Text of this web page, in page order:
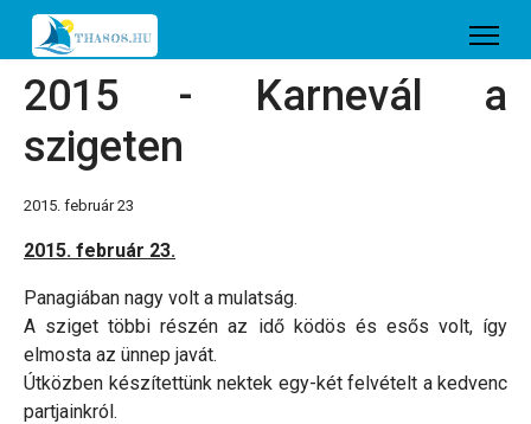
2015 - Karnevál a
szigeten
2015. február 23
2015. február 23.
Panagiában nagy volt a mulatság.
A sziget többi részén az idő ködös és esős volt, így
elmosta az ünnep javát.
Útközben készítettünk nektek egy-két felvételt a kedvenc
partjainkról.